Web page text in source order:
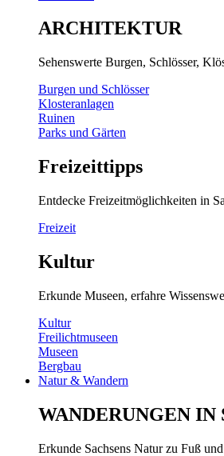
ARCHITEKTUR
Sehenswerte Burgen, Schlösser,
Burgen und Schlösser
Klosteranlagen
Ruinen
Parks und Gärten
Freizeittipps
Entdecke Freizeitmöglichkeiten in
Freizeit
Kultur
Erkunde Museen, erfahre
Kultur
Freilichtmuseen
Museen
Bergbau
Natur & Wandern
WANDERUNGEN IN
Erkunde Sachsens Natur zu Fuß